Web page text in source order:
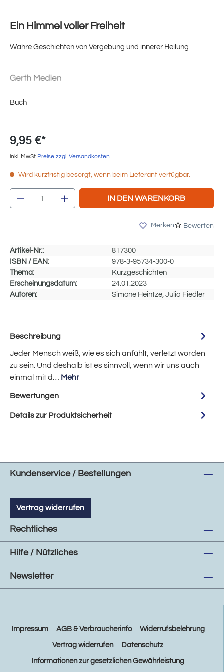
Ein Himmel voller Freiheit
Wahre Geschichten von Vergebung und innerer Heilung
Buch
9,95 €*
inkl. MwSt Preise zzgl. Versandkosten
Wird kurzfristig besorgt, wenn beim Lieferant verfügbar.
Produkt Anzahl: Gib den gewünschten
IN DEN WARENKORB
Merken Bewerten
Artikel-Nr.:
817300
ISBN / EAN:
978-3-95734-300-0
Thema:
Kurzgeschichten
Erscheinungsdatum:
24.01.2023
Autoren:
Simone Heintze, Julia Fiedler
Beschreibung
Jeder Mensch weiß, wie es sich anfühlt, verletzt worden
zu sein. Und deshalb ist es sinnvoll, wenn wir uns auch
einmal mit d… Mehr
Bewertungen
Details zur Produktsicherheit
Kundenservice / Bestellungen
Vertrag widerrufen
Rechtliches
Hilfe / Nützliches
Newsletter
Impressum AGB & Verbraucherinfo Widerrufsbelehrung
Vertrag widerrufen Datenschutz
Informationen zur gesetzlichen Gewährleistung